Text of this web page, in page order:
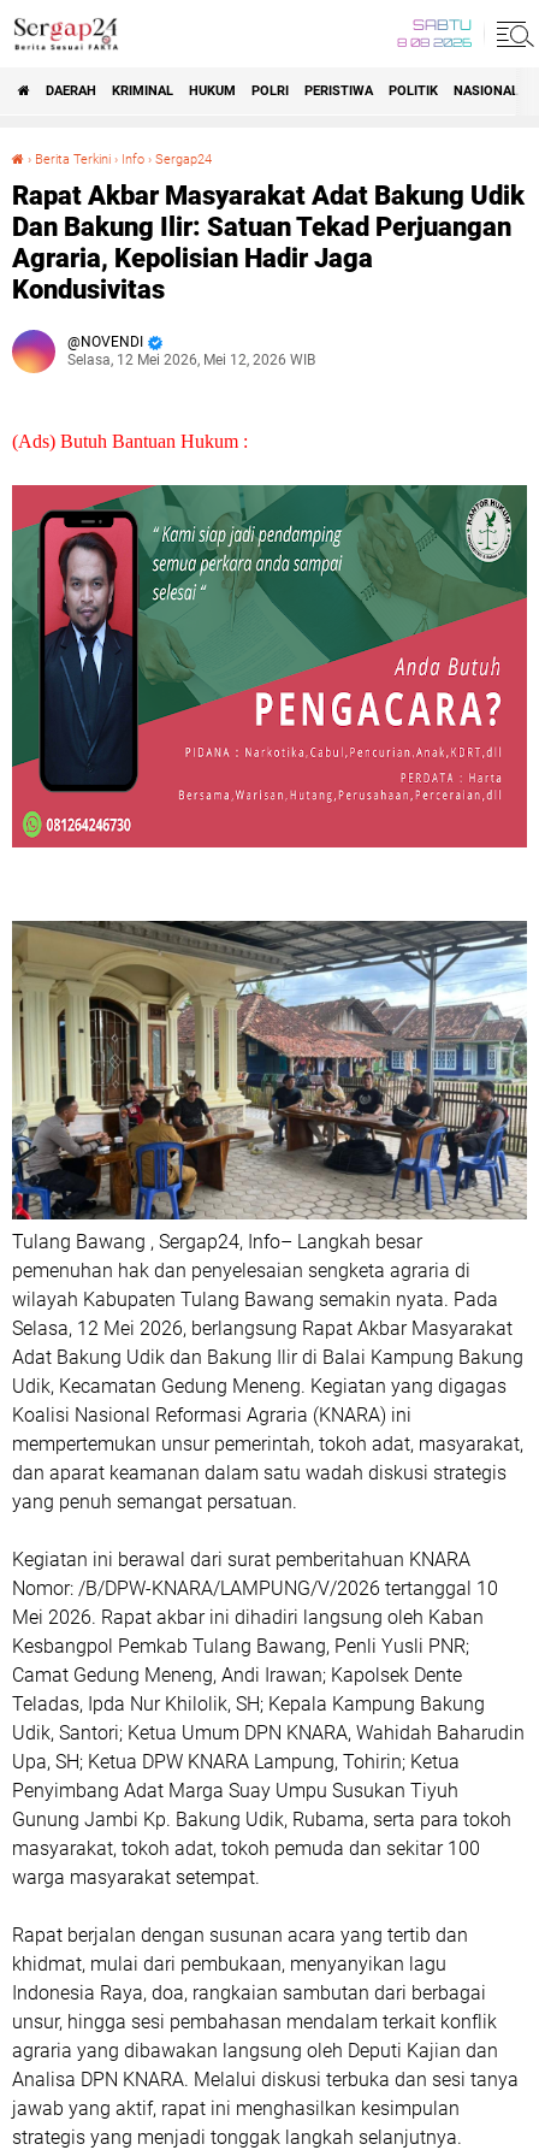
SABTU
8 08 2026
DAERAH KRIMINAL HUKUM POLRI PERISTIWA POLITIK NASIONAL
› Berita Terkini › Info › Sergap24
Rapat Akbar Masyarakat Adat Bakung Udik
Dan Bakung Ilir: Satuan Tekad Perjuangan
Agraria, Kepolisian Hadir Jaga
Kondusivitas
NOVENDI
Selasa, 12 Mei 2026, Mei 12, 2026 WIB
(Ads) Butuh Bantuan Hukum :
Tulang Bawang , Sergap24, Info– Langkah besar
pemenuhan hak dan penyelesaian sengketa agraria di
wilayah Kabupaten Tulang Bawang semakin nyata. Pada
Selasa, 12 Mei 2026, berlangsung Rapat Akbar Masyarakat
Adat Bakung Udik dan Bakung Ilir di Balai Kampung Bakung
Udik, Kecamatan Gedung Meneng. Kegiatan yang digagas
Koalisi Nasional Reformasi Agraria (KNARA) ini
mempertemukan unsur pemerintah, tokoh adat, masyarakat,
dan aparat keamanan dalam satu wadah diskusi strategis
yang penuh semangat persatuan.
Kegiatan ini berawal dari surat pemberitahuan KNARA
Nomor: /B/DPW-KNARA/LAMPUNG/V/2026 tertanggal 10
Mei 2026. Rapat akbar ini dihadiri langsung oleh Kaban
Kesbangpol Pemkab Tulang Bawang, Penli Yusli PNR;
Camat Gedung Meneng, Andi Irawan; Kapolsek Dente
Teladas, Ipda Nur Khilolik, SH; Kepala Kampung Bakung
Udik, Santori; Ketua Umum DPN KNARA, Wahidah Baharudin
Upa, SH; Ketua DPW KNARA Lampung, Tohirin; Ketua
Penyimbang Adat Marga Suay Umpu Susukan Tiyuh
Gunung Jambi Kp. Bakung Udik, Rubama, serta para tokoh
masyarakat, tokoh adat, tokoh pemuda dan sekitar 100
warga masyarakat setempat.
Rapat berjalan dengan susunan acara yang tertib dan
khidmat, mulai dari pembukaan, menyanyikan lagu
Indonesia Raya, doa, rangkaian sambutan dari berbagai
unsur, hingga sesi pembahasan mendalam terkait konflik
agraria yang dibawakan langsung oleh Deputi Kajian dan
Analisa DPN KNARA. Melalui diskusi terbuka dan sesi tanya
jawab yang aktif, rapat ini menghasilkan kesimpulan
strategis yang menjadi tonggak langkah selanjutnya.